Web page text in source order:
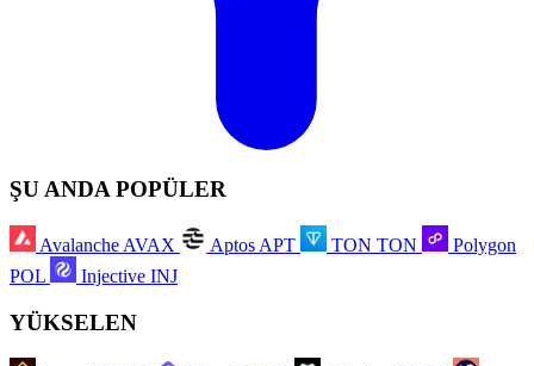
ŞU ANDA POPÜLER
Avalanche AVAX Aptos APT TON TON
Polygon
POL
Injective INJ
YÜKSELEN